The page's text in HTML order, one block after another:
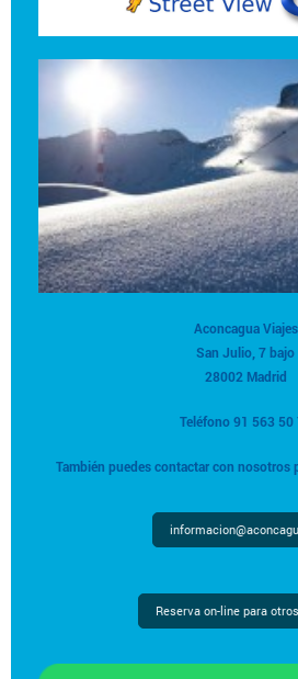
Aconcagua Viajes
San Julio, 7 bajo
28002 Madrid
Teléfono 91 563 50
También puedes contactar con nosotros
Reserva on-line para